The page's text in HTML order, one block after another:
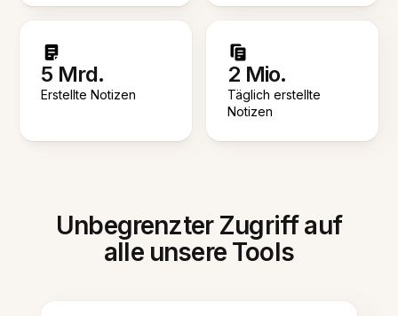
5 Mrd.
Erstellte Notizen
2 Mio.
Täglich erstellte
Notizen
Unbegrenzter Zugriff auf
alle unsere Tools